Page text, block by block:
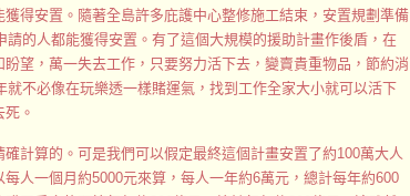
得安置。隨著全島許多庇護中心整修施工結束，安置規劃準備
請的人都能獲得安置。有了這個大規模的援助計畫作後盾，在
望，萬一失去工作，只要努力活下去，變賣貴重物品，節約消
就不必像在玩樂透一樣賭運氣，找到工作全家大小就可以活下
。
計算的。可是我們可以假定最終這個計畫安置了約100萬大人
人一個月約5000元來算，每人一年約6萬元，總計每年約600